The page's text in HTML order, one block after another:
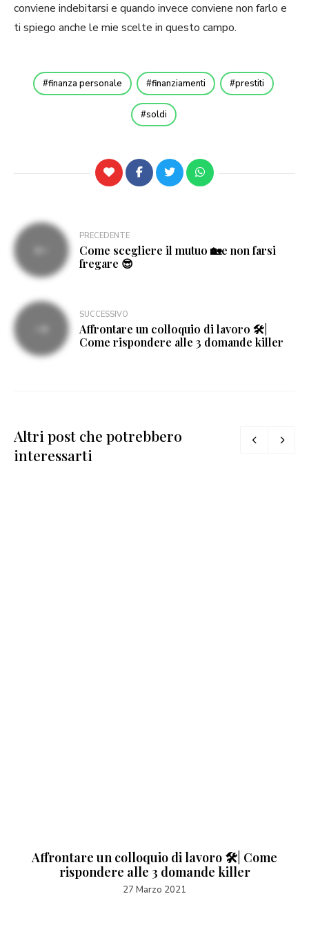
conviene indebitarsi e quando invece conviene non farlo e
ti spiego anche le mie scelte in questo campo.
finanza personale finanziamenti prestiti
soldi
Navigazione
articoli
PRECEDENTE
Come scegliere il mutuo 🏡e non farsi
fregare 😎
SUCCESSIVO
Affrontare un colloquio di lavoro 🛠️|
Come rispondere alle 3 domande killer
Altri post che potrebbero
interessarti
Affrontare un colloquio di lavoro 🛠️| Come
rispondere alle 3 domande killer
27 Marzo 2021